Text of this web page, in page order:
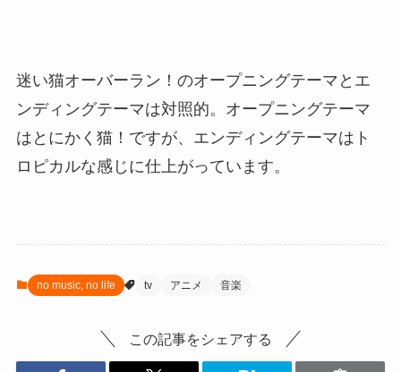
迷い猫オーバーラン！のオープニングテーマとエ
ンディングテーマは対照的。オープニングテーマ
はとにかく猫！ですが、エンディングテーマはト
ロピカルな感じに仕上がっています。
no music, no life tv アニメ 音楽
この記事をシェアする